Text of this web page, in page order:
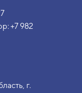
+7 982
г.